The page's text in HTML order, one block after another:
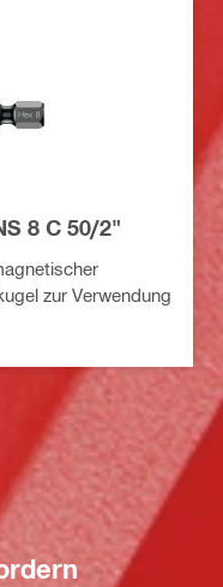
8 C 50/2"
zur Verwendung